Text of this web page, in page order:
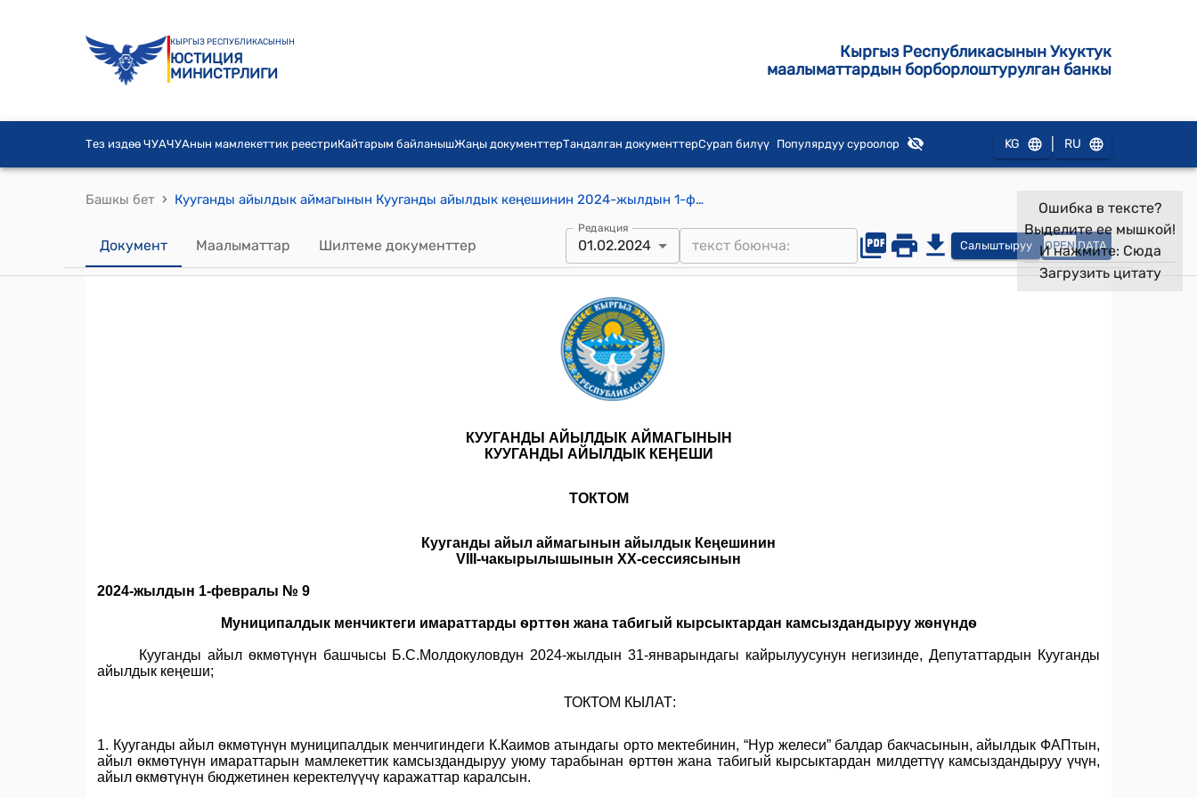
КЫРГЫЗ РЕСПУБЛИКАСЫНЫН
ЮСТИЦИЯ
МИНИСТРЛИГИ
Кыргыз Республикасынын Укуктук
маалыматтардын борборлоштурулган банкы
Тез издөө ЧУАЧУАнын мамлекеттик реестриКайтарым байланышЖаңы документтерТандалган документтерСурап билүү Популярдуу суроолор KG RU
Башкы бет › Кууганды айылдык аймагынын Кууганды айылдык кеңешинин 2024-жылдын 1-февралындагы № 9 "Муниципалдык менчиктеги имараттарды ѳрттѳн жана табигый кырсыктардан камсыздандыруу жѳнүндѳ" токтому
Документ Маалыматтар Шилтеме документтер
Редакция
01.02.2024 Салыштыруу OPEN DATA
Ошибка в тексте?
Выделите ее мышкой!
И нажмите: Сюда
Загрузить цитату